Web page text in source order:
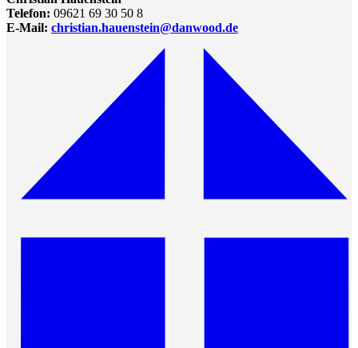
Telefon: 09621 69 30 50 8
E-Mail: christian.hauenstein@danwood.de